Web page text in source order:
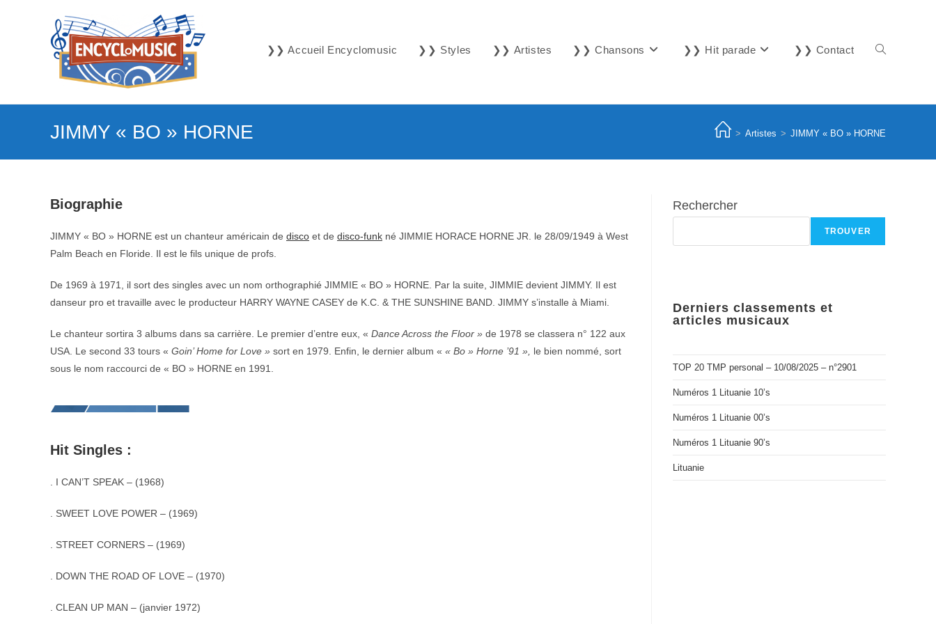
❯❯ Accueil Encyclomusic ❯❯ Styles ❯❯ Artistes ❯❯ Chansons ❯❯ Hit parade ❯❯ Contact Toggle
JIMMY « BO » HORNE > Artistes > JIMMY « BO » HORNE
Biographie
JIMMY « BO » HORNE est un chanteur américain de disco et de disco-funk né JIMMIE HORACE HORNE JR. le 28/09/1949 à West
Palm Beach en Floride. Il est le fils unique de profs.
De 1969 à 1971, il sort des singles avec un nom orthographié JIMMIE « BO » HORNE. Par la suite, JIMMIE devient JIMMY. Il est
danseur pro et travaille avec le producteur HARRY WAYNE CASEY de K.C. & THE SUNSHINE BAND. JIMMY s’installe à Miami.
Le chanteur sortira 3 albums dans sa carrière. Le premier d’entre eux, « Dance Across the Floor » de 1978 se classera n° 122 aux
USA. Le second 33 tours « Goin’ Home for Love » sort en 1979. Enfin, le dernier album « « Bo » Horne ’91 », le bien nommé, sort
sous le nom raccourci de « BO » HORNE en 1991.
Hit Singles :
I CAN’T SPEAK – (1968)
. SWEET LOVE POWER – (1969)
. STREET CORNERS – (1969)
. DOWN THE ROAD OF LOVE – (1970)
. CLEAN UP MAN – (janvier 1972)
Rechercher
TROUVER
Derniers classements et
articles musicaux
TOP 20 TMP personal – 10/08/2025 – n°2901
Numéros 1 Lituanie 10’s
Numéros 1 Lituanie 00’s
Numéros 1 Lituanie 90’s
Lituanie